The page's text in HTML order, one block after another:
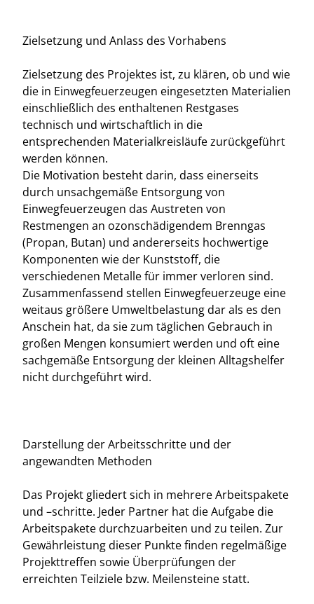
Zielsetzung und Anlass des Vorhabens
Zielsetzung des Projektes ist, zu klären, ob und wie
die in Einwegfeuerzeugen eingesetzten Materialien
einschließlich des enthaltenen Restgases
technisch und wirtschaftlich in die
entsprechenden Materialkreisläufe zurückgeführt
werden können.
Die Motivation besteht darin, dass einerseits
durch unsachgemäße Entsorgung von
Einwegfeuerzeugen das Austreten von
Restmengen an ozonschädigendem Brenngas
(Propan, Butan) und andererseits hochwertige
Komponenten wie der Kunststoff, die
verschiedenen Metalle für immer verloren sind.
Zusammenfassend stellen Einwegfeuerzeuge eine
weitaus größere Umweltbelastung dar als es den
Anschein hat, da sie zum täglichen Gebrauch in
großen Mengen konsumiert werden und oft eine
sachgemäße Entsorgung der kleinen Alltagshelfer
nicht durchgeführt wird.
Darstellung der Arbeitsschritte und der
angewandten Methoden
Das Projekt gliedert sich in mehrere Arbeitspakete
und –schritte. Jeder Partner hat die Aufgabe die
Arbeitspakete durchzuarbeiten und zu teilen. Zur
Gewährleistung dieser Punkte finden regelmäßige
Projekttreffen sowie Überprüfungen der
erreichten Teilziele bzw. Meilensteine statt.